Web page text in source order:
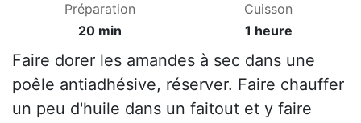
Préparation
20 min
Cuisson
1 heure
Faire dorer les amandes à sec dans une
poêle antiadhésive, réserver. Faire chauffer
un peu d'huile dans un faitout et y faire